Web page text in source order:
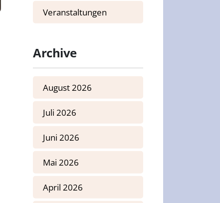
Veranstaltungen
Archive
August 2026
Juli 2026
Juni 2026
Mai 2026
April 2026